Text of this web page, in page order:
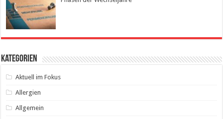
Kategorien
Aktuell im Fokus
Allergien
Allgemein